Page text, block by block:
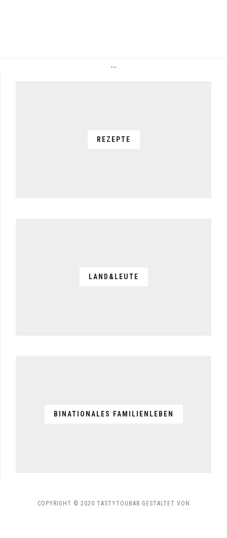
…
REZEPTE
LAND&LEUTE
BINATIONALES FAMILIENLEBEN
COPYRIGHT © 2020 TASTYTOUBAB GESTALTET VON